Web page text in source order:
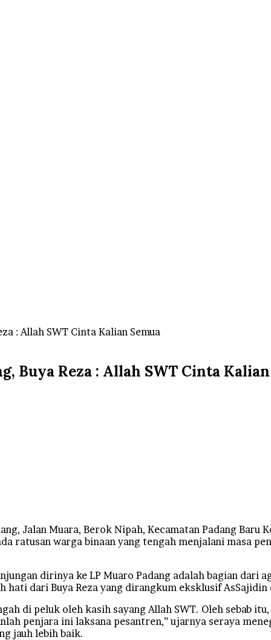
: Allah SWT Cinta Kalian Semua
Buya Reza : Allah SWT Cinta
Jalan Muara, Berok Nipah, Kecamatan Padang Baru
ratusan warga binaan yang tengah menjalani masa
dirinya ke LP Muaro Padang adalah bagian dari
dari Buya Reza yang dirangkum eksklusif AsSajidin
di peluk oleh kasih sayang Allah SWT. Oleh sebab
penjara ini laksana pesantren,” ujarnya seraya
jauh lebih baik.